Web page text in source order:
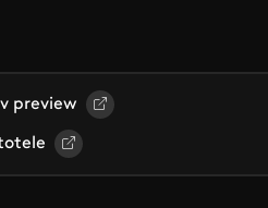
preview